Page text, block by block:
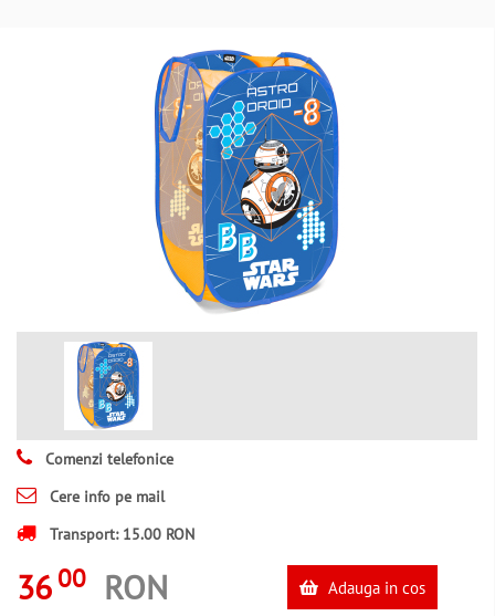
Comenzi telefonice
Cere info pe mail
Transport: 15.00 RON
36 00 RON Adauga in cos